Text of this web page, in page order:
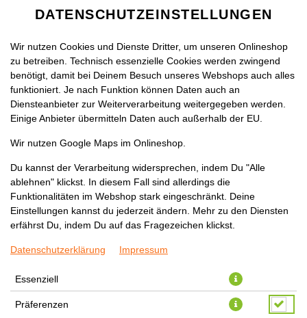
G1 GYROS BOX
DATENSCHUTZEINSTELLUNGEN
Wir nutzen Cookies und Dienste Dritter, um unseren Onlineshop
zu betreiben. Technisch essenzielle Cookies werden zwingend
benötigt, damit bei Deinem Besuch unseres Webshops auch alles
funktioniert. Je nach Funktion können Daten auch an
Diensteanbieter zur Weiterverarbeitung weitergegeben werden.
Einige Anbieter übermitteln Daten auch außerhalb der EU.
Wir nutzen Google Maps im Onlineshop.
Du kannst der Verarbeitung widersprechen, indem Du "Alle
ablehnen" klickst. In diesem Fall sind allerdings die
Funktionalitäten im Webshop stark eingeschränkt. Deine
Einstellungen kannst du jederzeit ändern. Mehr zu den Diensten
erfährst Du, indem Du auf das Fragezeichen klickst.
Datenschutzerklärung Impressum
Essenziell
Präferenzen